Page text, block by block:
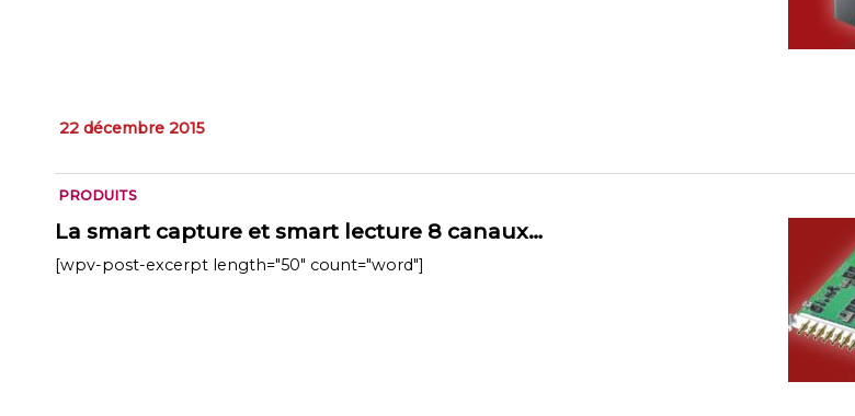
22 décembre 2015
PRODUITS
La smart capture et smart lecture 8 canaux…
[wpv-post-excerpt length="50" count="word"]